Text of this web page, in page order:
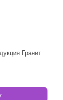
Гранит